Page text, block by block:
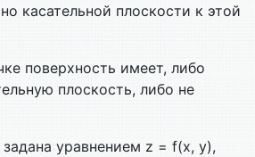
касательной плоскости к этой
поверхность имеет, либо
плоскость, либо не
уравнением z = f(x, y),